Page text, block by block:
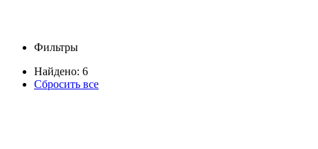
Фильтры
Найдено: 6
Сбросить все